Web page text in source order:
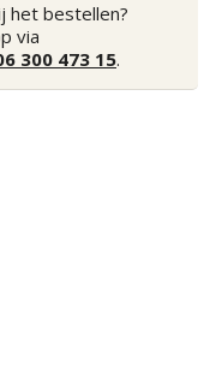
het bestellen?
via
300 473 15.